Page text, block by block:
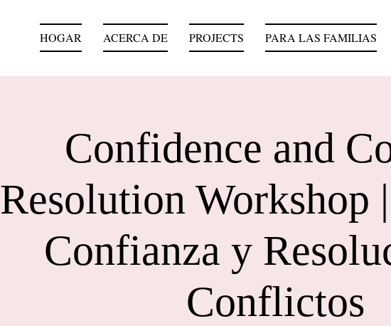
HOGAR ACERCA DE PROJECTS PARA LAS FAMILIAS
Confidence and
Resolution Workshop
Confianza y
Conflictos